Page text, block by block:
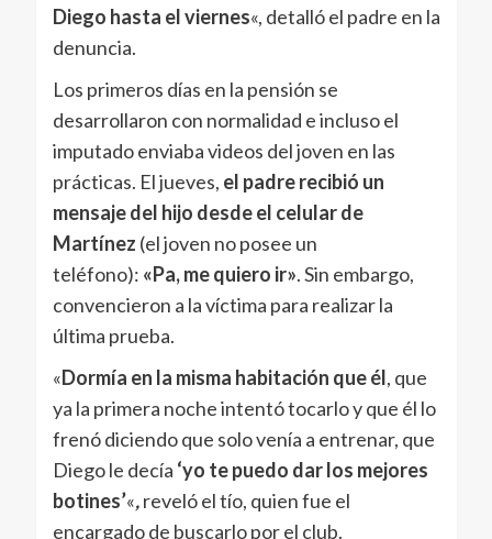
Diego hasta el viernes«, detalló el padre en la
denuncia.
Los primeros días en la pensión se
desarrollaron con normalidad e incluso el
imputado enviaba videos del joven en las
prácticas. El jueves, el padre recibió un
mensaje del hijo desde el celular de
Martínez (el joven no posee un
teléfono): «Pa, me quiero ir». Sin embargo,
convencieron a la víctima para realizar la
última prueba.
«Dormía en la misma habitación que él, que
ya la primera noche intentó tocarlo y que él lo
frenó diciendo que solo venía a entrenar, que
Diego le decía ‘yo te puedo dar los mejores
botines’«,reveló el tío, quien fue el
encargado de buscarlo por el club.